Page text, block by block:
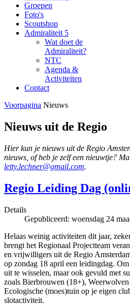
Groepen
Foto's
Scoutshop
Admiraliteit 5
Wat doet de
Admiraliteit?
NTC
Agenda &
Activiteiten
Contact
Voorpagina Nieuws
Nieuws uit de Regio
Hier kun je nieuws uit de Regio
nieuws, of heb je zelf een nieuwtje?
letty.lechner@gmail.com.
Regio Leiding Dag
Details
Gepubliceerd: woensdag 24
Helaas weinig activiteiten dit jaar,
brengt het Regionaal Projectteam
en vrijwilligers uit de Regio
op zondag 18 april een leidingdag.
uit te wisselen, maar ook gevuld met
zoals Bierbrouwen (18+),
Ecologische (moes)tuin op je eigen
slotactiviteit.